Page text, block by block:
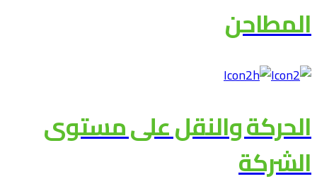
المطاحن
الحركة والنقل على مستوى
الشركة